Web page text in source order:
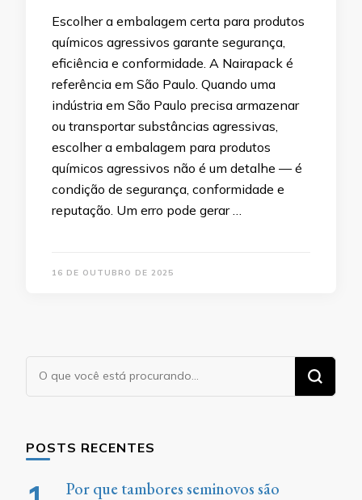
Escolher a embalagem certa para produtos
químicos agressivos garante segurança,
eficiência e conformidade. A Nairapack é
referência em São Paulo. Quando uma
indústria em São Paulo precisa armazenar
ou transportar substâncias agressivas,
escolher a embalagem para produtos
químicos agressivos não é um detalhe — é
condição de segurança, conformidade e
reputação. Um erro pode gerar …
16 DE OUTUBRO DE 2025
Procurando
algo?
POSTS RECENTES
Por que tambores seminovos são